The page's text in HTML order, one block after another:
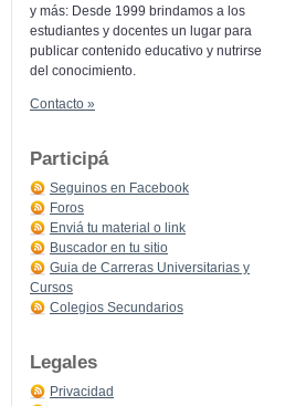
y más: Desde 1999 brindamos a los
estudiantes y docentes un lugar para
publicar contenido educativo y nutrirse
del conocimiento.
Contacto »
Participá
Seguinos en Facebook
Foros
Enviá tu material o link
Buscador en tu sitio
Guia de Carreras Universitarias y
Cursos
Colegios Secundarios
Legales
Privacidad